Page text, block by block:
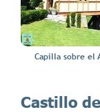
Capilla sobre el
Castillo